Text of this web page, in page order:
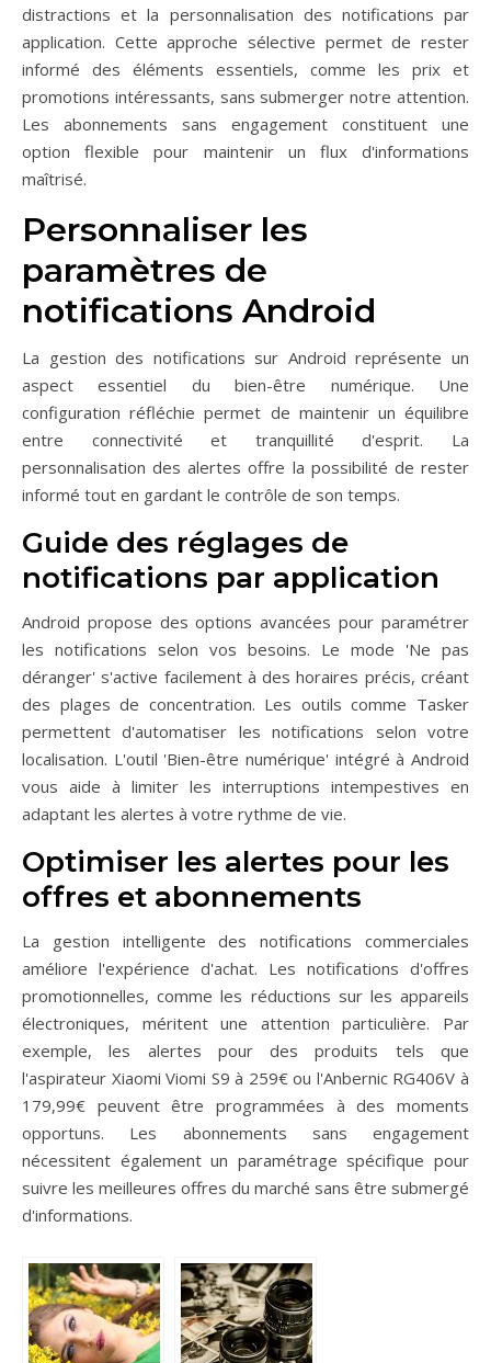
distractions et la personnalisation des notifications par
application. Cette approche sélective permet de rester
informé des éléments essentiels, comme les prix et
promotions intéressants, sans submerger notre attention.
Les abonnements sans engagement constituent une
option flexible pour maintenir un flux d'informations
maîtrisé.
Personnaliser les
paramètres de
notifications Android
La gestion des notifications sur Android représente un
aspect essentiel du bien-être numérique. Une
configuration réfléchie permet de maintenir un équilibre
entre connectivité et tranquillité d'esprit. La
personnalisation des alertes offre la possibilité de rester
informé tout en gardant le contrôle de son temps.
Guide des réglages de
notifications par application
Android propose des options avancées pour paramétrer
les notifications selon vos besoins. Le mode 'Ne pas
déranger' s'active facilement à des horaires précis, créant
des plages de concentration. Les outils comme Tasker
permettent d'automatiser les notifications selon votre
localisation. L'outil 'Bien-être numérique' intégré à Android
vous aide à limiter les interruptions intempestives en
adaptant les alertes à votre rythme de vie.
Optimiser les alertes pour les
offres et abonnements
La gestion intelligente des notifications commerciales
améliore l'expérience d'achat. Les notifications d'offres
promotionnelles, comme les réductions sur les appareils
électroniques, méritent une attention particulière. Par
exemple, les alertes pour des produits tels que
l'aspirateur Xiaomi Viomi S9 à 259€ ou l'Anbernic RG406V à
179,99€ peuvent être programmées à des moments
opportuns. Les abonnements sans engagement
nécessitent également un paramétrage spécifique pour
suivre les meilleures offres du marché sans être submergé
d'informations.